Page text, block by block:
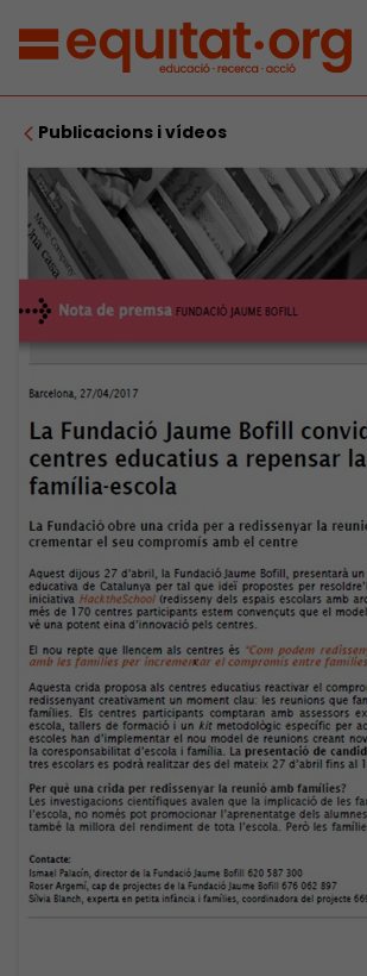
Publicacions i vídeos